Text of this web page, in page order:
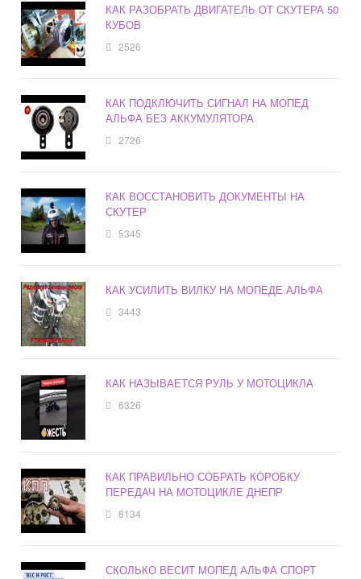
КАК РАЗОБРАТЬ ДВИГАТЕЛЬ ОТ СКУТЕРА 50
КУБОВ
2526
КАК ПОДКЛЮЧИТЬ СИГНАЛ НА МОПЕД
АЛЬФА БЕЗ АККУМУЛЯТОРА
2726
КАК ВОССТАНОВИТЬ ДОКУМЕНТЫ НА
СКУТЕР
5345
КАК УСИЛИТЬ ВИЛКУ НА МОПЕДЕ АЛЬФА
3443
КАК НАЗЫВАЕТСЯ РУЛЬ У МОТОЦИКЛА
6326
КАК ПРАВИЛЬНО СОБРАТЬ КОРОБКУ
ПЕРЕДАЧ НА МОТОЦИКЛЕ ДНЕПР
8134
СКОЛЬКО ВЕСИТ МОПЕД АЛЬФА СПОРТ